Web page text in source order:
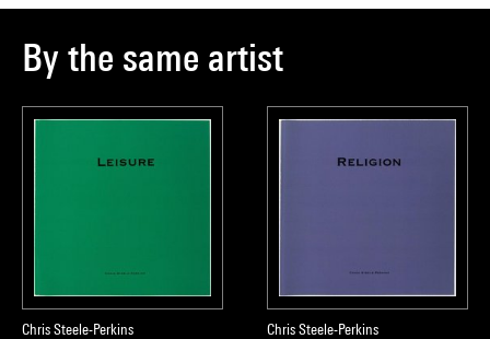
By the same artist
Chris Steele-Perkins
Chris Steele-Perkins